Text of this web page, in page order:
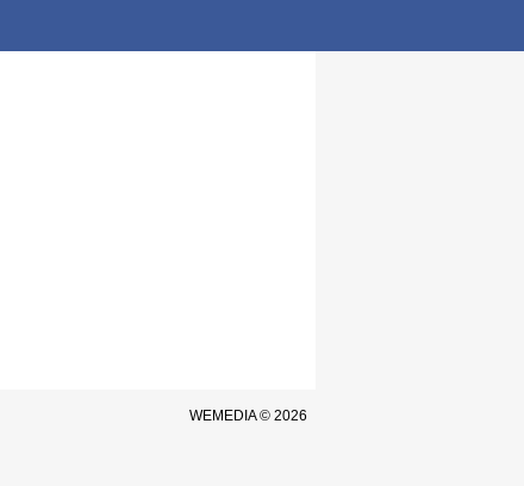
WEMEDIA © 2026